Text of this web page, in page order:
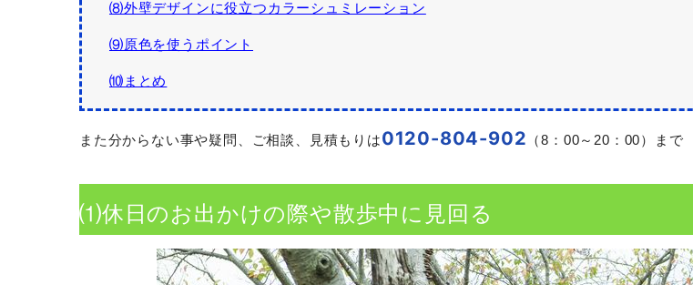
⑻外壁デザインに役立つカラーシュミレーション
⑼原色を使うポイント
⑽まとめ
また分からない事や疑問、ご相談、見積もりは0120-804-902 （8：00～20：00）まで
⑴休日のお出かけの際や散歩中に見回る